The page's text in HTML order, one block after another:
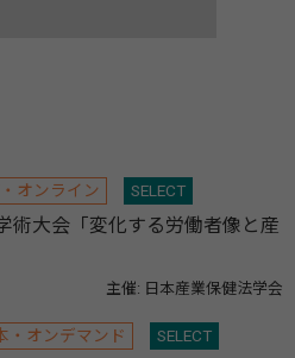
オンライン SELECT
術大会「変化する労働者像と産
主催: 日本産業保健法学会
・オンデマンド SELECT